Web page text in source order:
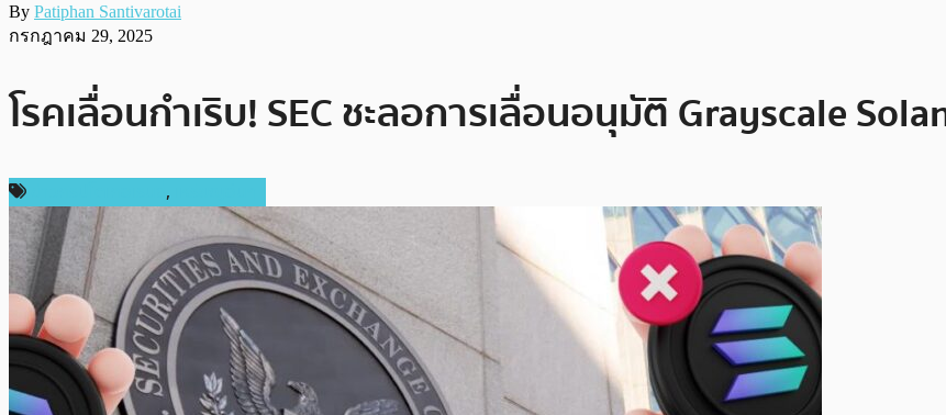
By Patiphan Santivarotai
กรกฎาคม 29, 2025
โรคเลื่อนกำเริบ! SEC ชะลอการเลื่อนอนุมัติ Grayscale
,